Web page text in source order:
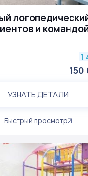
и командой
1
УЗНАТЬ ДЕТАЛИ
Быстрый просмотр